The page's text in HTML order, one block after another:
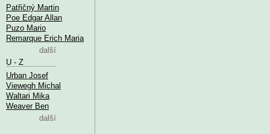
Patřičný Martin
Poe Edgar Allan
Puzo Mario
Remarque Erich Maria
další
U - Z
Urban Josef
Viewegh Michal
Waltari Mika
Weaver Ben
další